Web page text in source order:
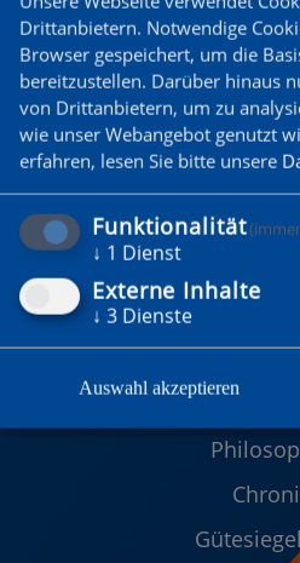
Vereinsheim
Drittanbietern. Notwendige
Browser gespeichert, um die
bereitzustellen. Darüber hinaus
von Drittanbietern, um zu
wie unser Webangebot genutzt
erfahren, lesen Sie bitte unsere
Funktionalität
↓ 1 Dienst
Externe Inhalte
↓ 3 Dienste
Auswahl akzeptieren